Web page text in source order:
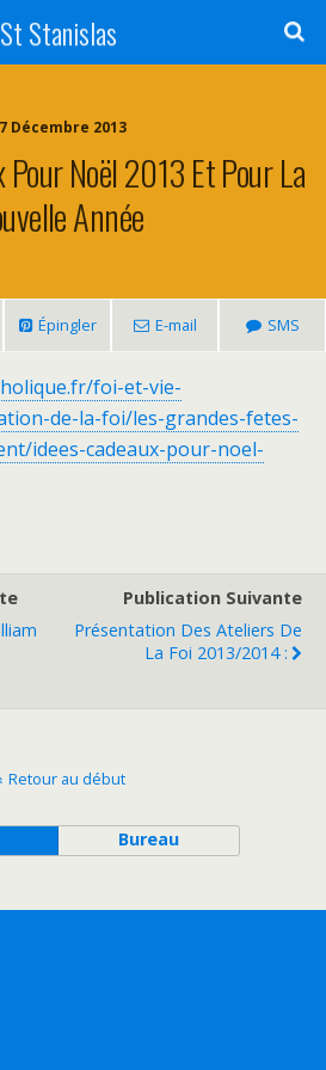
St Stanislas
Décembre 2013
Pour Noël 2013 Et Pour La
Année
Épingler E-mail SMS
foi-et-vie-
de-la-foi/les-grandes-fetes-
idees-cadeaux-pour-noel-
Publication Suivante
Présentation Des Ateliers De
La Foi 2013/2014 :
Retour au début
Bureau